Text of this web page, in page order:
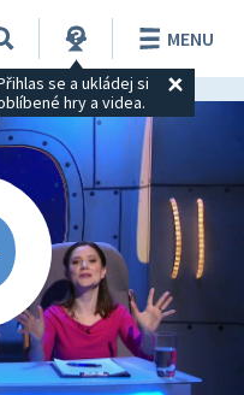
se a ukládej si
hry a videa.
MENU